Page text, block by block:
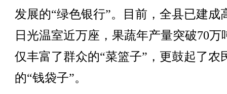
发展的“绿色银行”。目前，全县已建成
日光温室近万座，果蔬年产量突破70万
仅丰富了群众的“菜篮子”，更鼓起了农
的“钱袋子”。